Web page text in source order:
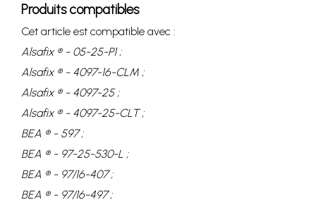
Produits compatibles
Cet article est compatible avec :
Alsafix ® - 05-25-P1 ;
Alsafix ® - 4097-16-CLM ;
Alsafix ® - 4097-25 ;
Alsafix ® - 4097-25-CLT ;
BEA ® - 597 ;
BEA ® - 97-25-530-L ;
BEA ® - 97/16-407 ;
BEA ® - 97/16-497 ;